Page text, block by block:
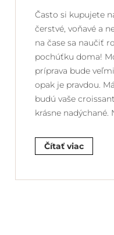
Často si kupujete
čerstvé, voňavé a
na čase sa naučiť
pochúťku doma!
príprava bude
opak je pravdou.
budú vaše
krásne nadýchané.
Čítať viac